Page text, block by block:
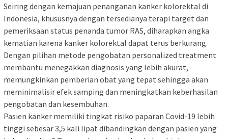
Seiring dengan kemajuan penanganan kanker kolorektal di
Indonesia, khususnya dengan tersedianya terapi target dan
pemeriksaan status penanda tumor RAS, diharapkan angka
kematian karena kanker kolorektal dapat terus berkurang.
Dengan pilihan metode pengobatan personalized treatment
membantu menegakkan diagnosis yang lebih akurat,
memungkinkan pemberian obat yang tepat sehingga akan
meminimalisir efek samping dan meningkatkan keberhasilan
pengobatan dan kesembuhan.
Pasien kanker memiliki tingkat risiko paparan Covid-19 lebih
tinggi sebesar 3,5 kali lipat dibandingkan dengan pasien yang